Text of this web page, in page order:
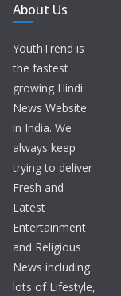
About Us
YouthTrend is
the fastest
growing Hindi
News Website
in India. We
always keep
trying to deliver
Fresh and
Latest
Entertainment
and Religious
News including
lots of Lifestyle,